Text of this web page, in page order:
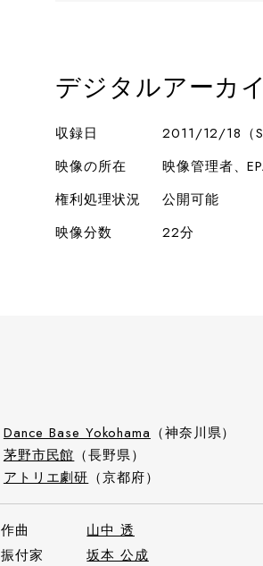
デジタルアーカ
収録日
2011/12/18（
映像の所在
映像管理者、
権利処理状況
公開可能
映像分数
22分
Dance Base Yokohama （神奈川県）
茅野市民館 （長野県）
アトリエ劇研 （京都府）
作曲
山中 透
振付家
坂本 公成